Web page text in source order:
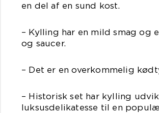
en del af en sund kost.
– Kylling har en mild smag og
og saucer.
– Det er en overkommelig
– Historisk set har kylling
luksusdelikatesse til en